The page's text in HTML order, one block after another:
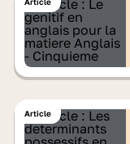
Article